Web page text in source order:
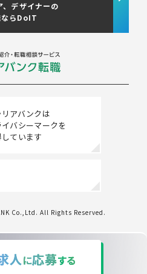
この内容で検索する
、デザイナーの
ならDoIT
リアバンクは
イバシーマークを
ています
Co.,Ltd. All Rights Reserved.
人に応募する